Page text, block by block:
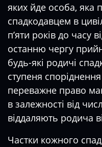
яких йде особа, яка
спадкодавцем в
п’яти років до часу
останню чергу
будь-які родичі
ступеня
переважне право
в залежності від
віддаляють родича
Частки кожного